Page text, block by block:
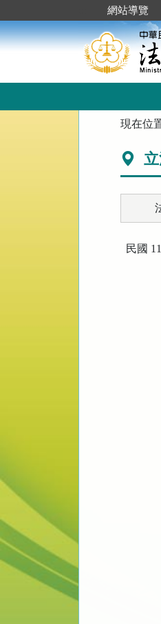
到
主
要
網站導覽
現在位
民國